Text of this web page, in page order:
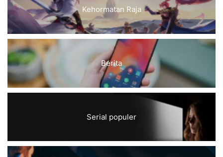
Kehormatan Raja
Berita
Serial populer